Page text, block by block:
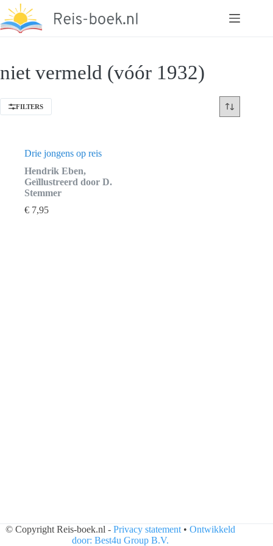
naar
de
niet vermeld (vóór 1932)
FILTERS
Drie jongens op reis
Hendrik Eben,
Geïllustreerd door D.
Stemmer
€ 7,95
© Copyright Reis-boek.nl - Privacy statement • Ontwikkeld
door: Best4u Group B.V.